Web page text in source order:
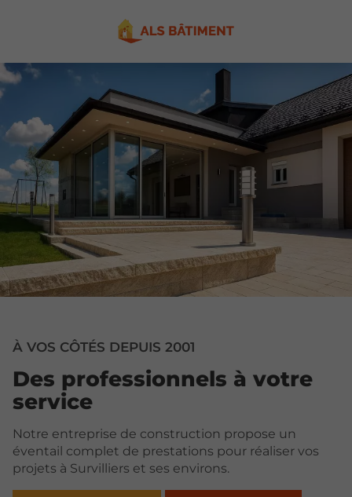
À VOS CÔTÉS DEPUIS 2001
Des professionnels à votre
service
Notre entreprise de construction propose un
éventail complet de prestations pour réaliser vos
projets à Survilliers et ses environs.